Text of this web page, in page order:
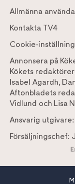
Allmänna
Kontakta TV4
Cookie-
Annonsera på
Kökets
Isabel Agardh,
Aftonbladets
Vidlund och Lisa
Ansvarig utgivare:
Försäljningschef: